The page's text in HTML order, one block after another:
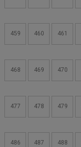
459 460 461
468 469 470
477 478 479
486 487 488